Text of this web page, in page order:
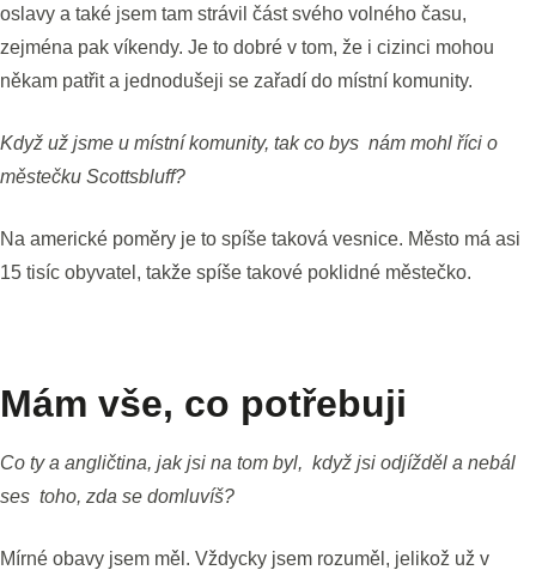
oslavy a také jsem tam strávil část svého volného času,
zejména pak víkendy. Je to dobré v tom, že i cizinci mohou
někam patřit a jednodušeji se zařadí do místní komunity.
Když už jsme u místní komunity, tak co bys nám mohl říci o
městečku Scottsbluff?
Na americké poměry je to spíše taková vesnice. Město má asi
15 tisíc obyvatel, takže spíše takové poklidné městečko.
Mám vše, co potřebuji
Co ty a angličtina, jak jsi na tom byl, když jsi odjížděl a nebál
ses toho, zda se domluvíš?
Mírné obavy jsem měl. Vždycky jsem rozuměl, jelikož už v